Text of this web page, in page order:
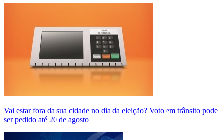
Vai estar fora da sua cidade no dia da eleição? Voto em trânsito pode
ser pedido até 20 de agosto